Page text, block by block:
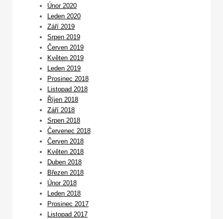
Únor 2020
Leden 2020
Září 2019
Srpen 2019
Červen 2019
Květen 2019
Leden 2019
Prosinec 2018
Listopad 2018
Říjen 2018
Září 2018
Srpen 2018
Červenec 2018
Červen 2018
Květen 2018
Duben 2018
Březen 2018
Únor 2018
Leden 2018
Prosinec 2017
Listopad 2017